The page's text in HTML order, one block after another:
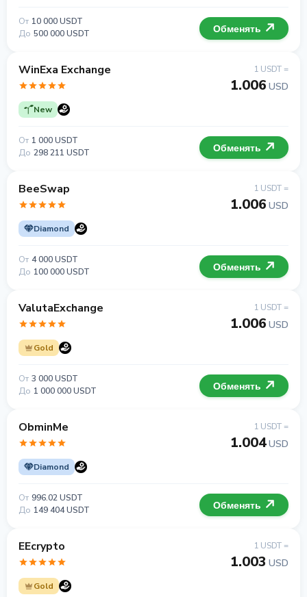
От 10 000 USDT
До 500 000 USDT Обменять
WinExa Exchange
New
1 USDT =
1.006 USD
От 1 000 USDT
До 298 211 USDT Обменять
BeeSwap
Diamond
1 USDT =
1.006 USD
От 4 000 USDT
До 100 000 USDT Обменять
ValutaExchange
Gold
1 USDT =
1.006 USD
От 3 000 USDT
До 1 000 000 USDT Обменять
ObminMe
Diamond
1 USDT =
1.004USD
От 996.02 USDT
До 149 404 USDT Обменять
EEcrypto
Gold
1 USDT =
1.003 USD